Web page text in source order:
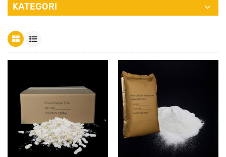
KATEGORI